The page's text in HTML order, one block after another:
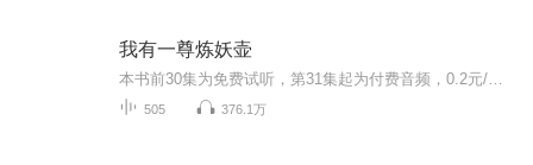
我有一尊炼妖壶
505 376.1万